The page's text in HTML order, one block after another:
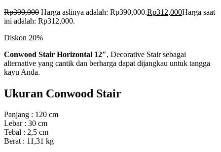
Rp390,000 Harga aslinya adalah: Rp390,000.Rp312,000Harga saat
ini adalah: Rp312,000.
Diskon 20%
Conwood Stair Horizontal 12″, Decorative Stair sebagai
alternative yang cantik dan berharga dapat dijangkau untuk tangga
kayu Anda.
Ukuran Conwood Stair
Panjang : 120 cm
Lebar : 30 cm
Tebal : 2,5 cm
Berat : 11,31 kg